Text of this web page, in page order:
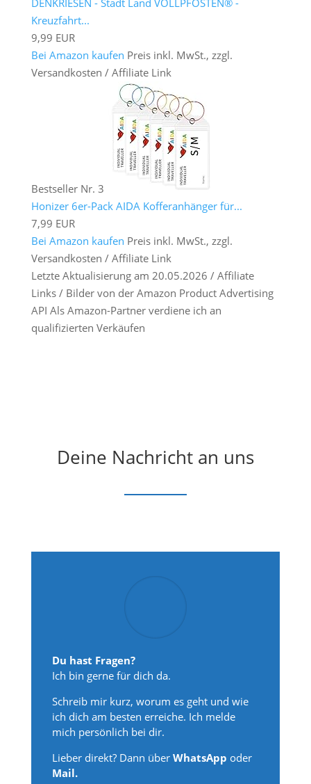
Kreuzfahrt...
9,99 EUR
Bei Amazon kaufen Preis inkl. MwSt., zzgl.
Versandkosten / Affiliate Link
Bestseller Nr. 3
Honizer 6er-Pack AIDA Kofferanhänger für...
7,99 EUR
Bei Amazon kaufen Preis inkl. MwSt., zzgl.
Versandkosten / Affiliate Link
Letzte Aktualisierung am 20.05.2026 / Affiliate
Links / Bilder von der Amazon Product Advertising
API Als Amazon-Partner verdiene ich an
qualifizierten Verkäufen
Deine Nachricht an uns
Du hast Fragen?
Ich bin gerne für dich da.
Schreib mir kurz, worum es geht und wie
ich dich am besten erreiche. Ich melde
mich persönlich bei dir.
Lieber direkt? Dann überWhatsApp oder
Mail.